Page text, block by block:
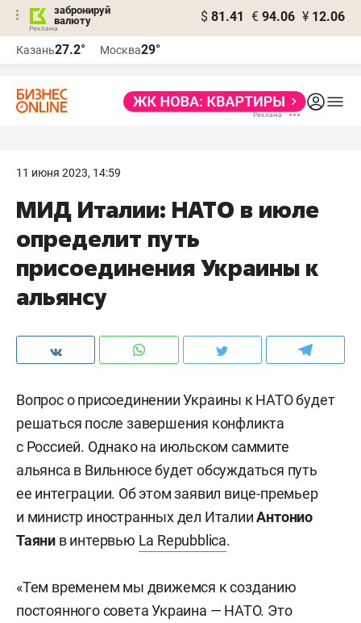
забронируй
валюту
$ 81.41 € 94.06 ¥ 12.06
Казань27.2° Москва29°
11 июня 2023, 14:59
МИД Италии: НАТО в июле
определит путь
присоединения Украины к
альянсу
Вопрос о присоединении Украины к НАТО будет
решаться после завершения конфликта
с Россией. Однако на июльском саммите
альянса в Вильнюсе будет обсуждаться путь
ее интеграции. Об этом заявил вице-премьер
и министр иностранных дел ИталииАнтонио
Таяни в интервью La Repubblica.
«Тем временем мы движемся к созданию
постоянного совета Украина — НАТО. Это